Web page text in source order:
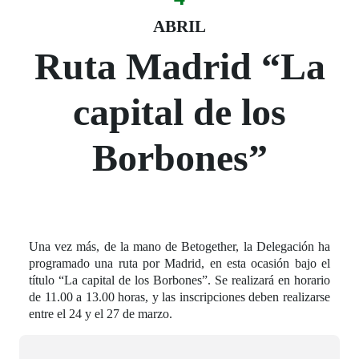
Fecha del evento
ABRIL
04 abril
Ruta Madrid “La
capital de los
Borbones”
Una vez más, de la mano de Betogether, la Delegación ha
programado una ruta por Madrid, en esta ocasión bajo el
título “La capital de los Borbones”. Se realizará en horario
de 11.00 a 13.00 horas, y las inscripciones deben realizarse
entre el 24 y el 27 de marzo.